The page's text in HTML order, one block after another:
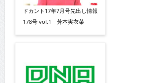
ドカント17年7月号先出し情報
178号 vol.1 芳本実衣菜